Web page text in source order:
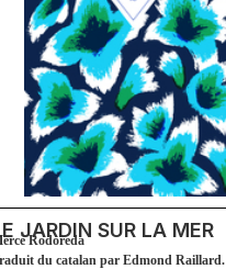
JARDIN SUR LA MER
Rodoreda
du catalan par Edmond Raillard.